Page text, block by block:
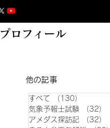
プロフィール
​他の記事
すべて （130）
気象予報士試験
（32）
アメダス探訪記
（32）